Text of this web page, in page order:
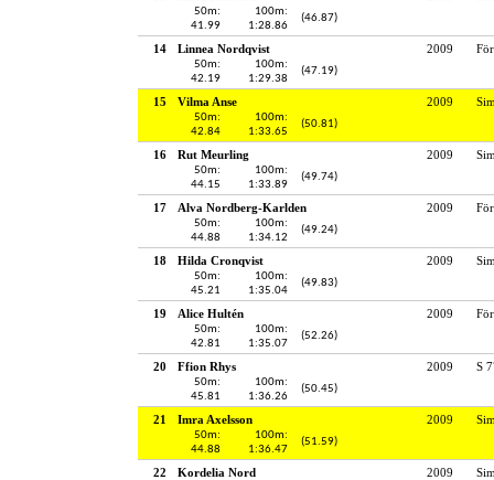
50m:
41.99
100m:
1:28.86
(46.87)
14 Linnea Nordqvist 2009
50m:
42.19
100m:
1:29.38
(47.19)
15 Vilma Anse 2009
50m:
42.84
100m:
1:33.65
(50.81)
16 Rut Meurling 2009
50m:
44.15
100m:
1:33.89
(49.74)
17 Alva Nordberg-Karlden 2009
50m:
44.88
100m:
1:34.12
(49.24)
18 Hilda Cronqvist 2009
50m:
45.21
100m:
1:35.04
(49.83)
19 Alice Hultén 2009
50m:
42.81
100m:
1:35.07
(52.26)
20 Ffion Rhys 2009 S
50m:
45.81
100m:
1:36.26
(50.45)
21 Imra Axelsson 2009
50m:
44.88
100m:
1:36.47
(51.59)
22 Kordelia Nord 2009